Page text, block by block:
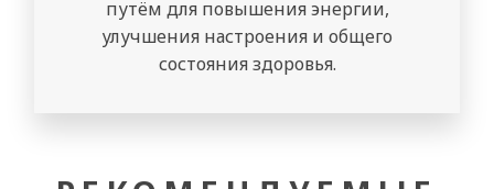
путём для повышения энергии,
улучшения настроения и общего
состояния здоровья.